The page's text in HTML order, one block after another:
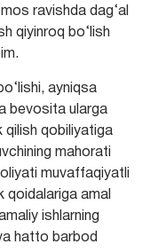
ravishda dag‘al
qiyinroq bo‘lish
ayniqsa
bevosita ularga
qilish qobiliyatiga
mahorati
muvaffaqiyatli
qoidalariga amal
ishlarning
hatto barbod